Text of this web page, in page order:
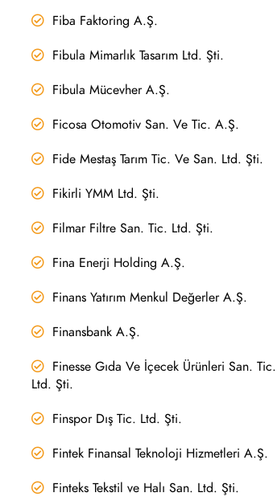
Fiba Faktoring A.Ş.
Fibula Mimarlık Tasarım Ltd. Şti.
Fibula Mücevher A.Ş.
Ficosa Otomotiv San. Ve Tic. A.Ş.
Fide Mestaş Tarım Tic. Ve San. Ltd. Şti.
Fikirli YMM Ltd. Şti.
Filmar Filtre San. Tic. Ltd. Şti.
Fina Enerji Holding A.Ş.
Finans Yatırım Menkul Değerler A.Ş.
Finansbank A.Ş.
Finesse Gıda Ve İçecek Ürünleri San. Tic.
Ltd. Şti.
Finspor Dış Tic. Ltd. Şti.
Fintek Finansal Teknoloji Hizmetleri A.Ş.
Finteks Tekstil ve Halı San. Ltd. Şti.